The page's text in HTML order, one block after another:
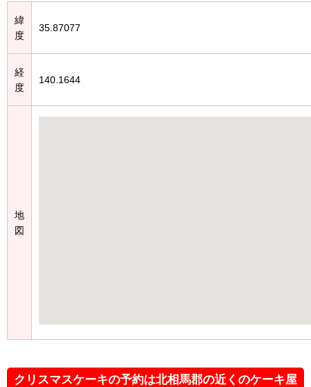
緯
度
35.87077
経
度
140.1644
地
図
クリスマスケーキの予約は北相馬郡の近くのケーキ屋